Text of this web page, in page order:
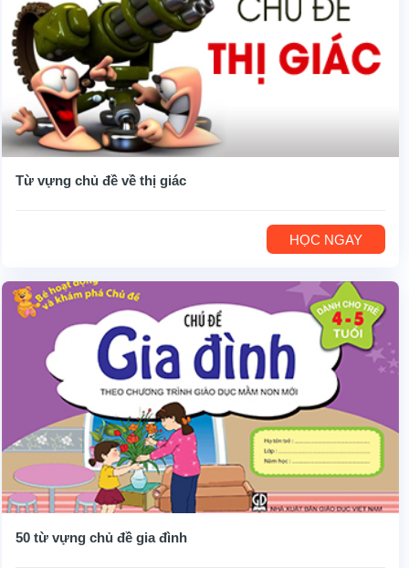
Từ vựng chủ đề về thị giác
HỌC NGAY
50 từ vựng chủ đề gia đình